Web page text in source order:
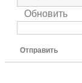
Обновить
Отправить